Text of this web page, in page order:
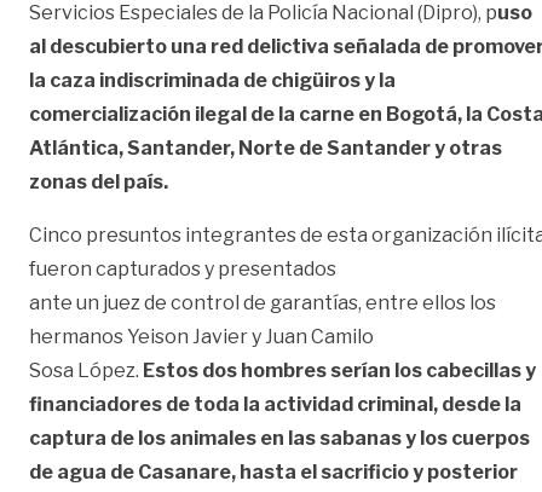
Servicios Especiales de la Policía Nacional (Dipro), puso
al descubierto una red delictiva señalada de
la caza indiscriminada de chigüiros y la
comercialización ilegal de la carne en Bogotá, la
Atlántica, Santander, Norte de Santander y otras
zonas del país.
Cinco presuntos integrantes de esta organización
fueron capturados y presentados
ante un juez de control de garantías, entre ellos los
hermanos Yeison Javier y Juan Camilo
Sosa López. Estos dos hombres serían los cabecillas y
financiadores de toda la actividad criminal, desde la
captura de los animales en las sabanas y los cuerpos
de agua de Casanare, hasta el sacrificio y posterior